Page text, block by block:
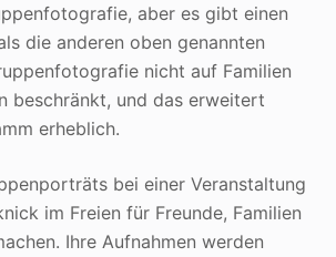
aber es gibt einen
die anderen oben genannten
nicht auf Familien
beschränkt, und das erweitert
erheblich.
bei einer Veranstaltung
im Freien für Freunde, Familien
Ihre Aufnahmen werden